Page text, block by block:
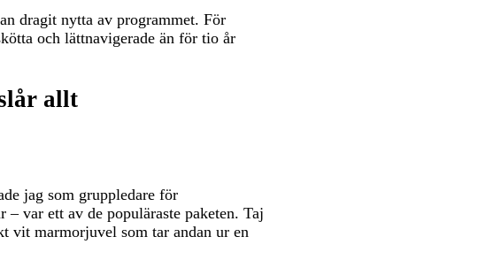
dragit nytta av programmet. För
och lättnavigerade än för tio år
allt
jag som gruppledare för
var ett av de populäraste paketen. Taj
vit marmorjuvel som tar andan ur en